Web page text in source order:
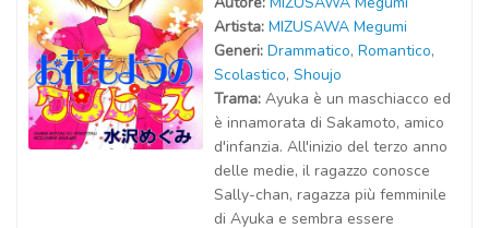
Artista: MIZUSAWA Megumi
Generi: Drammatico, Romantico,
Scolastico, Shoujo
Trama: Ayuka è un maschiacco ed
è innamorata di Sakamoto, amico
d'infanzia. All'inizio del terzo anno
delle medie, il ragazzo conosce
Sally-chan, ragazza più femminile
di Ayuka e sembra essere